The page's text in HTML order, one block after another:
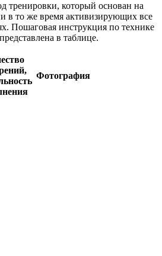
тренировки, который основан на
в то же время активизирующих все
Пошаговая инструкция по технике
в таблице.
Фотография